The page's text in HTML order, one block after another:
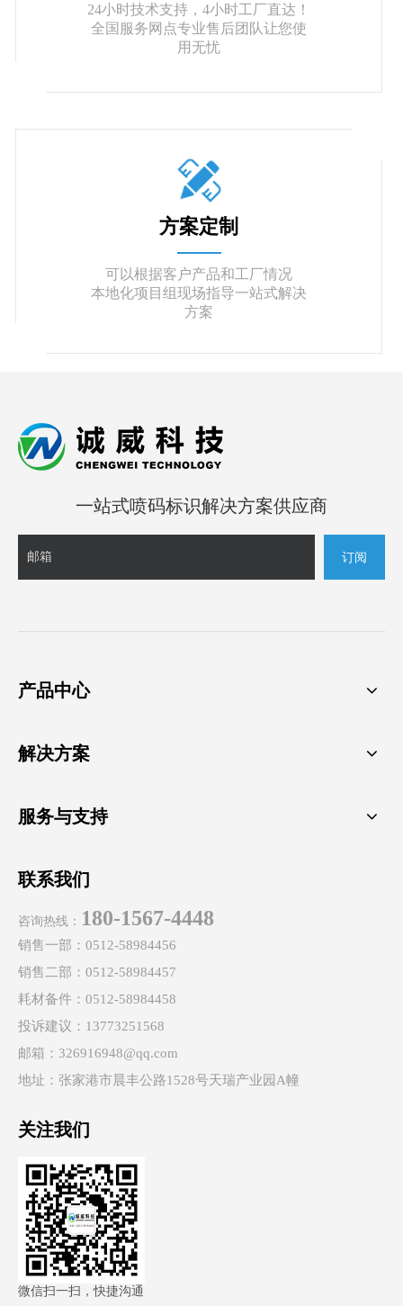
24小时技术支持，4小时工厂直达！
全国服务网点专业售后团队让您使
用无忧
方案定制
可以根据客户产品和工厂情况
本地化项目组现场指导一站式解决
方案
一站式喷码标识解决方案供应商
订阅
产品中心
解决方案
服务与支持
联系我们
咨询热线： 180-1567-4448
销售一部：0512-58984456
销售二部：0512-58984457
耗材备件：0512-58984458
投诉建议：13773251568
邮箱：326916948@qq.com
地址：张家港市晨丰公路1528号天瑞产业园A幢
关注我们
微信扫一扫，快捷沟通